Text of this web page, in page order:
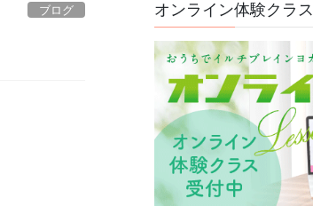
ブログ オンライン体験クラス